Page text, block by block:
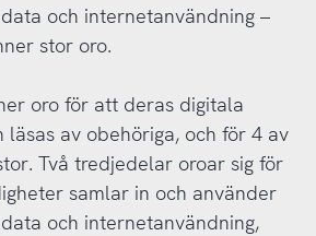
och internetanvändning –
stor oro.
oro för att deras digitala
av obehöriga, och för 4 av
Två tredjedelar oroar sig för
samlar in och använder
och internetanvändning,